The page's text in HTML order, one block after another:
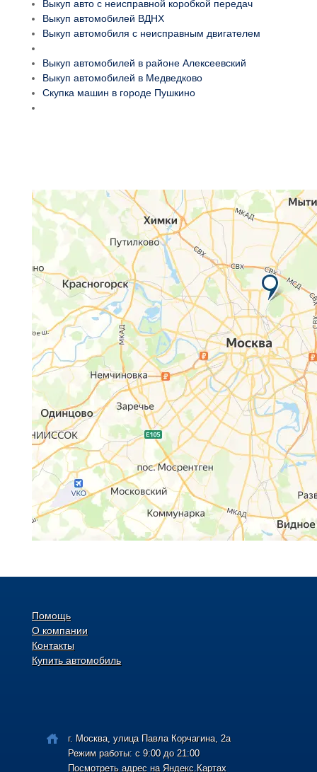
Выкуп авто с неисправной коробкой передач
Выкуп автомобилей ВДНХ
Выкуп автомобиля с неисправным двигателем
Выкуп автомобилей в районе Алексеевский
Выкуп автомобилей в Медведково
Скупка машин в городе Пушкино
Помощь
О компании
Контакты
Купить автомобиль
г. Москва, улица Павла Корчагина, 2а
Режим работы: с 9:00 до 21:00
Посмотреть адрес на Яндекс.Картах